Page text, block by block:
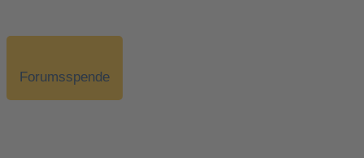
Forumsspende